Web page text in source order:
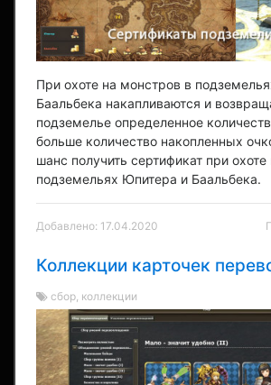
При охоте на монстров в
Баальбека накапливаются и
подземелье определенное
больше количество накопленных
шанс получить сертификат при
подземельях Юпитера и Баальбека.
Добавлено: 17.04.2020
Коллекции карточек
сбор, коллекции